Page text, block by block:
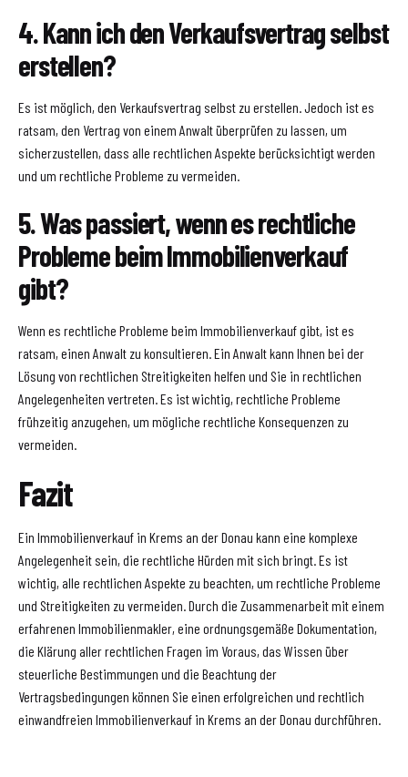
4. Kann ich den Verkaufsvertrag selbst
erstellen?
Es ist möglich, den Verkaufsvertrag selbst zu erstellen. Jedoch ist es
ratsam, den Vertrag von einem Anwalt überprüfen zu lassen, um
sicherzustellen, dass alle rechtlichen Aspekte berücksichtigt werden
und um rechtliche Probleme zu vermeiden.
5. Was passiert, wenn es rechtliche
Probleme beim Immobilienverkauf
gibt?
Wenn es rechtliche Probleme beim Immobilienverkauf gibt, ist es
ratsam, einen Anwalt zu konsultieren. Ein Anwalt kann Ihnen bei der
Lösung von rechtlichen Streitigkeiten helfen und Sie in rechtlichen
Angelegenheiten vertreten. Es ist wichtig, rechtliche Probleme
frühzeitig anzugehen, um mögliche rechtliche Konsequenzen zu
vermeiden.
Fazit
Ein Immobilienverkauf in Krems an der Donau kann eine komplexe
Angelegenheit sein, die rechtliche Hürden mit sich bringt. Es ist
wichtig, alle rechtlichen Aspekte zu beachten, um rechtliche Probleme
und Streitigkeiten zu vermeiden. Durch die Zusammenarbeit mit einem
erfahrenen Immobilienmakler, eine ordnungsgemäße Dokumentation,
die Klärung aller rechtlichen Fragen im Voraus, das Wissen über
steuerliche Bestimmungen und die Beachtung der
Vertragsbedingungen können Sie einen erfolgreichen und rechtlich
einwandfreien Immobilienverkauf in Krems an der Donau durchführen.